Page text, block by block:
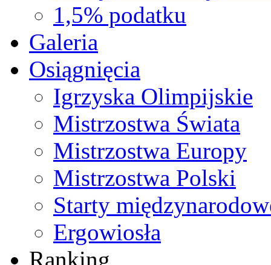
1,5% podatku
Galeria
Osiągnięcia
Igrzyska Olimpijskie
Mistrzostwa Świata
Mistrzostwa Europy
Mistrzostwa Polski
Starty
Ergowiosła
Ranking